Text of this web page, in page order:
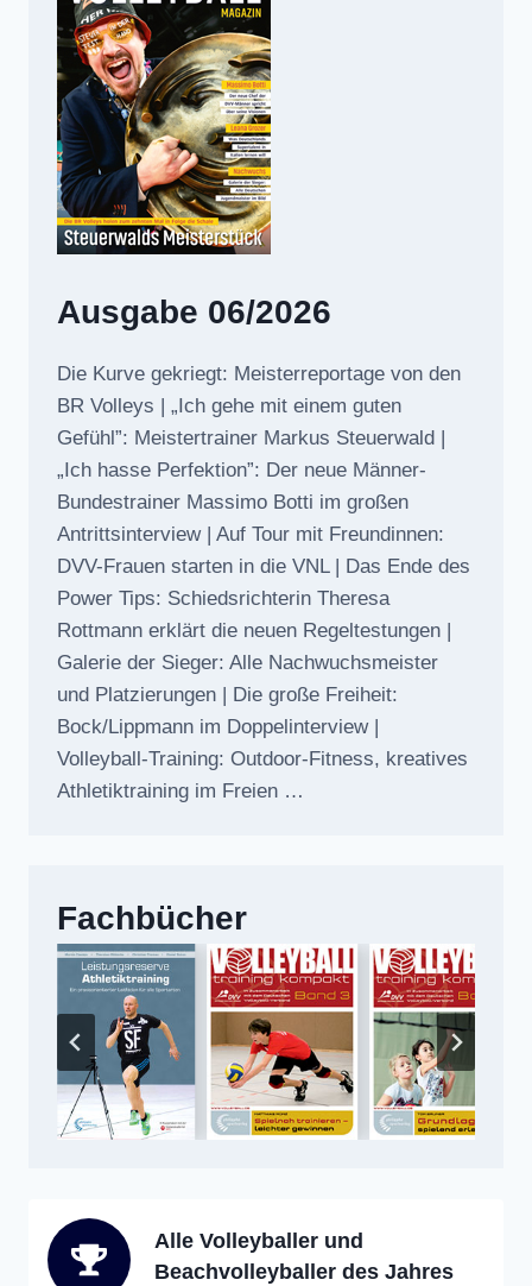
Ausgabe 06/2026
Die Kurve gekriegt: Meisterreportage von den
BR Volleys | „Ich gehe mit einem guten
Gefühl”: Meistertrainer Markus Steuerwald |
„Ich hasse Perfektion”: Der neue Männer-
Bundestrainer Massimo Botti im großen
Antrittsinterview | Auf Tour mit Freundinnen:
DVV-Frauen starten in die VNL | Das Ende des
Power Tips: Schiedsrichterin Theresa
Rottmann erklärt die neuen Regeltestungen |
Galerie der Sieger: Alle Nachwuchsmeister
und Platzierungen | Die große Freiheit:
Bock/Lippmann im Doppelinterview |
Volleyball-Training: Outdoor-Fitness, kreatives
Athletiktraining im Freien …
Fachbücher
Alle Volleyballer und
Beachvolleyballer des Jahres